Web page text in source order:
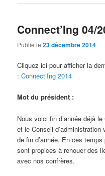
Connect’Ing 04/
Publié le23 décembre 2014
Cliquez ici pour afficher la
:Connect’Ing 2014
Mot du président :
Nous voici fin d’année déjà
et le Conseil
de fin d’année. En ces
sont propices à renouer des
avec nos confrères.